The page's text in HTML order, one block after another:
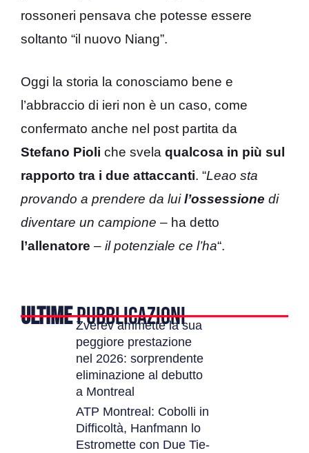
rossoneri pensava che potesse essere
soltanto “il nuovo Niang”.
Oggi la storia la conosciamo bene e
l’abbraccio di ieri non è un caso, come
confermato anche nel post partita da
Stefano Pioli che svela qualcosa in più sul
rapporto tra i due attaccanti. “Leao sta
provando a prendere da luil’ossessione di
diventare un campione – ha detto
l’allenatore – il potenziale ce l’ha“.
ULTIMEPUBBLICAZIONI
Zverev ammette la sua
peggiore prestazione
nel 2026: sorprendente
eliminazione al debutto
a Montreal
ATP Montreal: Cobolli in
Difficoltà, Hanfmann lo
Estromette con Due Tie-